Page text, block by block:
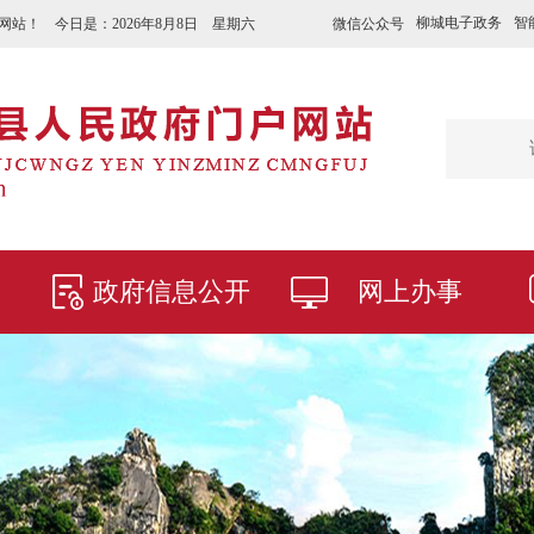
微信公众号 柳城电子政务 智
站！ 今日是： 2026年8月8日 星期六
政府信息公开 网上办事